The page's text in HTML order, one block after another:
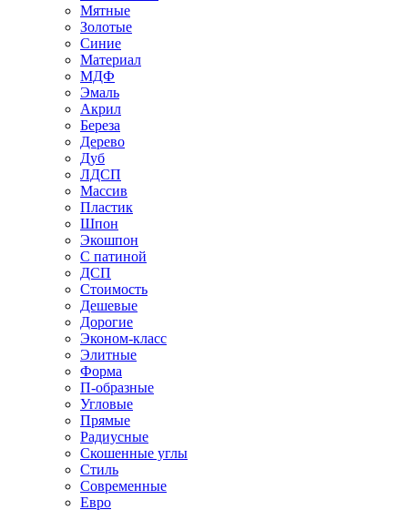
Мятные
Золотые
Синие
Материал
МДФ
Эмаль
Акрил
Береза
Дерево
Дуб
ЛДСП
Массив
Пластик
Шпон
Экошпон
С патиной
ДСП
Стоимость
Дешевые
Дорогие
Эконом-класс
Элитные
Форма
П-образные
Угловые
Прямые
Радиусные
Скошенные углы
Стиль
Современные
Евро